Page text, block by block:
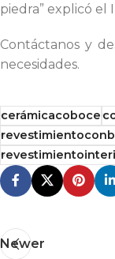
piedra” explicó el
Contáctanos y
necesidades.
cerámicacoboce
Newer